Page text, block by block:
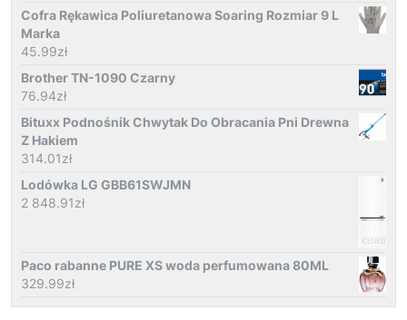
Cofra Rękawica Poliuretanowa Soaring Rozmiar 9 L
Marka
45.99zł
Brother TN-1090 Czarny
76.94zł
Bituxx Podnośnik Chwytak Do Obracania Pni Drewna
Z Hakiem
314.01zł
Lodówka LG GBB61SWJMN
2 848.91zł
Paco rabanne PURE XS woda perfumowana 80ML
329.99zł